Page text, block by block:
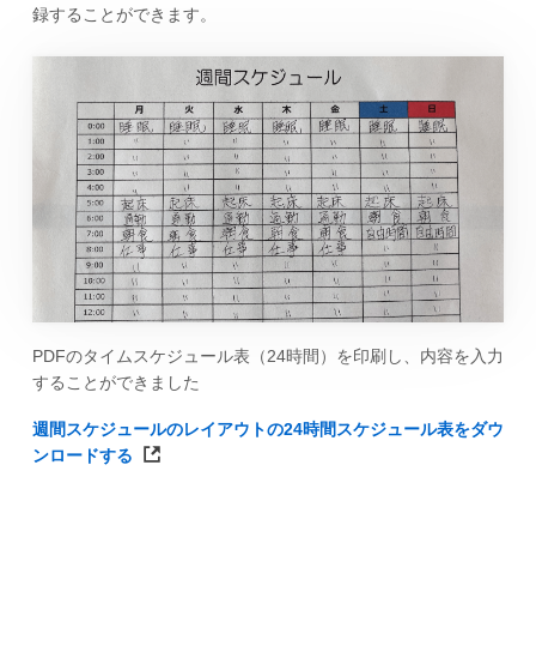
録することができます。
PDFのタイムスケジュール表（24時間）を印刷し、内容を入力
することができました
週間スケジュールのレイアウトの24時間スケジュール表をダウ
ンロードする